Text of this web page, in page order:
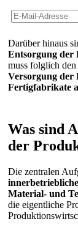
Darüber hinaus
Entsorgung der
muss folglich den
Versorgung der
Fertigfabrikate
Was sind
der
Die zentralen
Material- und
die eigentliche